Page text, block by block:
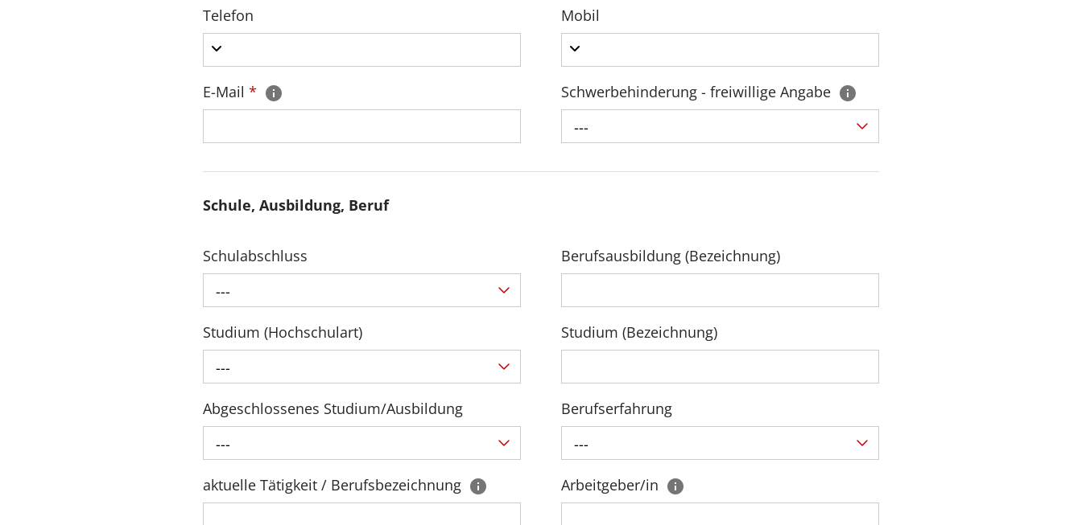
Telefon Mobil
E-Mail *
Schwerbehinderung - freiwillige Angabe
---
Schule, Ausbildung, Beruf
Schulabschluss
---
Berufsausbildung (Bezeichnung)
Studium (Hochschulart)
---
Studium (Bezeichnung)
Abgeschlossenes Studium/Ausbildung
---
Berufserfahrung
---
aktuelle Tätigkeit / Berufsbezeichnung Arbeitgeber/in